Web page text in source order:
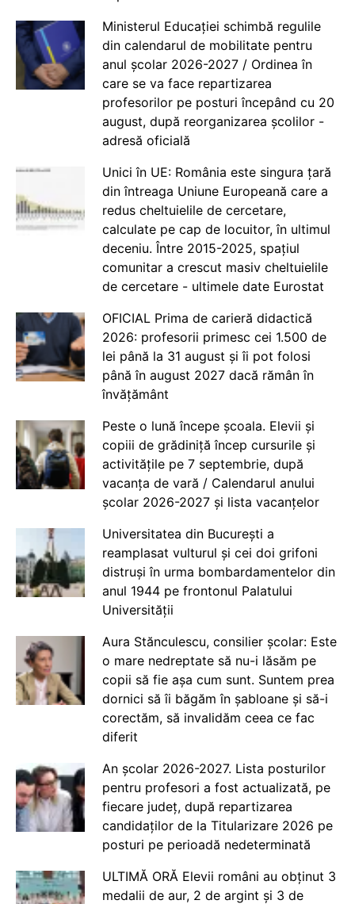
Ministerul Educației schimbă regulile
din calendarul de mobilitate pentru
anul școlar 2026-2027 / Ordinea în
care se va face repartizarea
profesorilor pe posturi începând cu 20
august, după reorganizarea școlilor -
adresă oficială
Unici în UE: România este singura țară
din întreaga Uniune Europeană care a
redus cheltuielile de cercetare,
calculate pe cap de locuitor, în ultimul
deceniu. Între 2015-2025, spațiul
comunitar a crescut masiv cheltuielile
de cercetare - ultimele date Eurostat
OFICIAL Prima de carieră didactică
2026: profesorii primesc cei 1.500 de
lei până la 31 august și îi pot folosi
până în august 2027 dacă rămân în
învățământ
Peste o lună începe școala. Elevii și
copiii de grădiniță încep cursurile și
activitățile pe 7 septembrie, după
vacanța de vară / Calendarul anului
școlar 2026-2027 și lista vacanțelor
Universitatea din București a
reamplasat vulturul și cei doi grifoni
distruși în urma bombardamentelor din
anul 1944 pe frontonul Palatului
Universității
Aura Stănculescu, consilier școlar: Este
o mare nedreptate să nu-i lăsăm pe
copii să fie așa cum sunt. Suntem prea
dornici să îi băgăm în șabloane și să-i
corectăm, să invalidăm ceea ce fac
diferit
An școlar 2026-2027. Lista posturilor
pentru profesori a fost actualizată, pe
fiecare județ, după repartizarea
candidaților de la Titularizare 2026 pe
posturi pe perioadă nedeterminată
ULTIMĂ ORĂ Elevii români au obținut 3
medalii de aur, 2 de argint și 3 de